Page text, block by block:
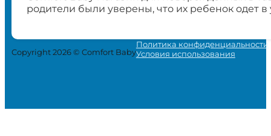
родители были уверены, что их ребенок одет
Copyright 2026 © Comfort Baby
Политика конфиденциальности
Условия использования